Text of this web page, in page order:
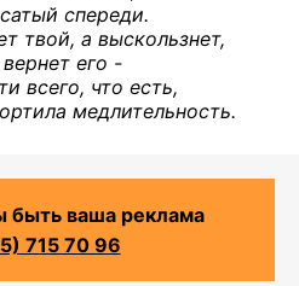
спереди.
твой, а выскользнет,
его -
всего, что есть,
медлительность.
быть ваша реклама
715 70 96